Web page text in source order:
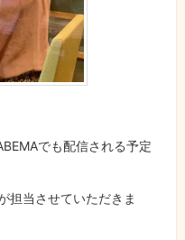
でも配信される予定
担当させていただきま